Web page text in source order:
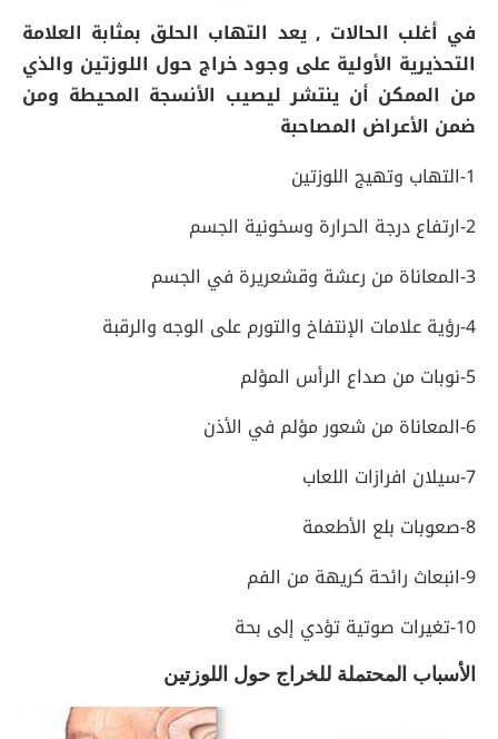
في أغلب الحالات , يعد التهاب الحلق بمثابة العلامة
التحذيرية الأولية على وجود خراج حول اللوزتين والذي
من الممكن أن ينتشر ليصيب الأنسجة المحيطة ومن
ضمن الأعراض المصاحبة
1-التهاب وتهيج اللوزتين
2-ارتفاع درجة الحرارة وسخونية الجسم
3-المعاناة من رعشة وقشعريرة في الجسم
4-رؤية علامات الإنتفاخ والتورم على الوجه والرقبة
5-نوبات من صداع الرأس المؤلم
6-المعاناة من شعور مؤلم في الأذن
7-سيلان افرازات اللعاب
8-صعوبات بلع الأطعمة
9-انبعاث رائحة كريهة من الفم
10-تغيرات صوتية تؤدي إلى بحة
الأسباب المحتملة للخراج حول اللوزتين